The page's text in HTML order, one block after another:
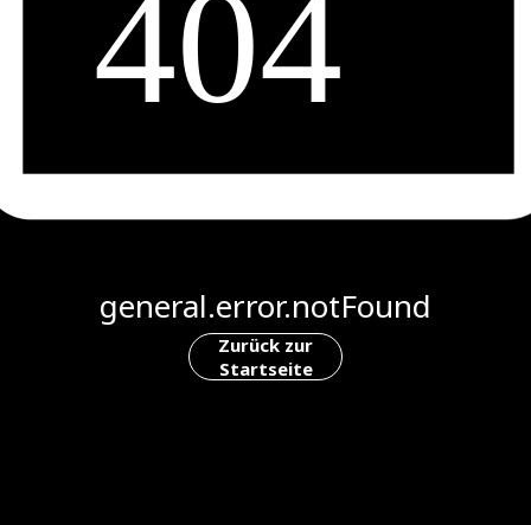
general.error.notFound
Zurück zur
Startseite